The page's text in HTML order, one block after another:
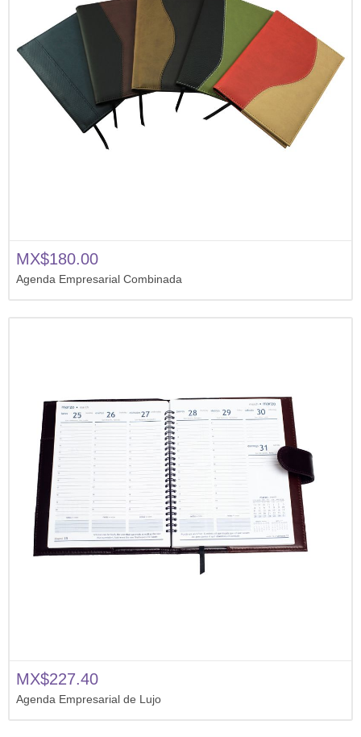
MX$180.00
Agenda Empresarial Combinada
MX$227.40
Agenda Empresarial de Lujo